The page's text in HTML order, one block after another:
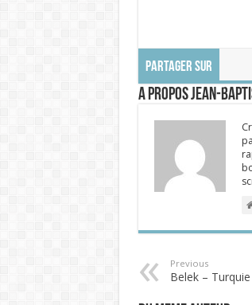
PARTAGER SUR
A propos Jean-
Previous
Belek –